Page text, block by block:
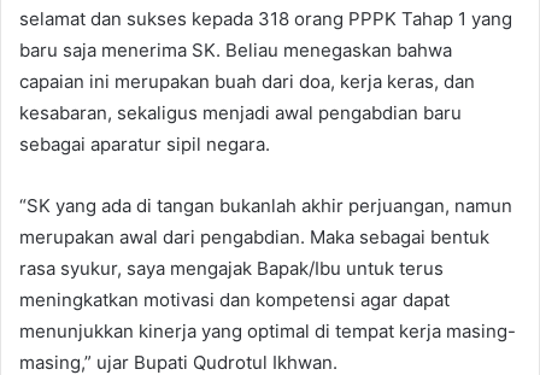
selamat dan sukses kepada 318 orang PPPK Tahap 1 yang
baru saja menerima SK. Beliau menegaskan bahwa
capaian ini merupakan buah dari doa, kerja keras, dan
kesabaran, sekaligus menjadi awal pengabdian baru
sebagai aparatur sipil negara.
“SK yang ada di tangan bukanlah akhir perjuangan, namun
merupakan awal dari pengabdian. Maka sebagai bentuk
rasa syukur, saya mengajak Bapak/Ibu untuk terus
meningkatkan motivasi dan kompetensi agar dapat
menunjukkan kinerja yang optimal di tempat kerja masing-
masing,” ujar Bupati Qudrotul Ikhwan.